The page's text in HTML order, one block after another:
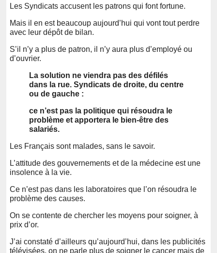
Les Syndicats accusent les patrons qui font fortune.
Mais il en est beaucoup aujourd’hui qui vont tout perdre
avec leur dépôt de bilan.
S’il n’y a plus de patron, il n’y aura plus d’employé ou
d’ouvrier.
La solution ne viendra pas des défilés
dans la rue. Syndicats de droite, du centre
ou de gauche :
ce n’est pas la politique qui résoudra le
problème et apportera le bien-être des
salariés.
Les Français sont malades, sans le savoir.
L’attitude des gouvernements et de la médecine est une
insolence à la vie.
Ce n’est pas dans les laboratoires que l’on résoudra le
problème des causes.
On se contente de chercher les moyens pour soigner, à
prix d’or.
J’ai constaté d’ailleurs qu’aujourd’hui, dans les publicités
télévisées, on ne parle plus de soigner le cancer mais de